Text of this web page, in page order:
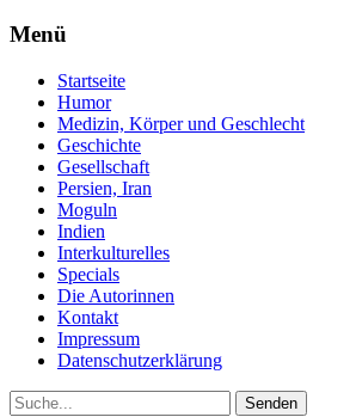
Menü
Startseite
Humor
Medizin, Körper und Geschlecht
Geschichte
Gesellschaft
Persien, Iran
Moguln
Indien
Interkulturelles
Specials
Die Autorinnen
Kontakt
Impressum
Datenschutzerklärung